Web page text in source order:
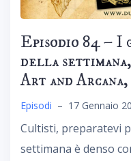
Episodio 84 – I
della
Art and
Episodi – 17 Gennaio
Cultisti, preparatevi
settimana è denso